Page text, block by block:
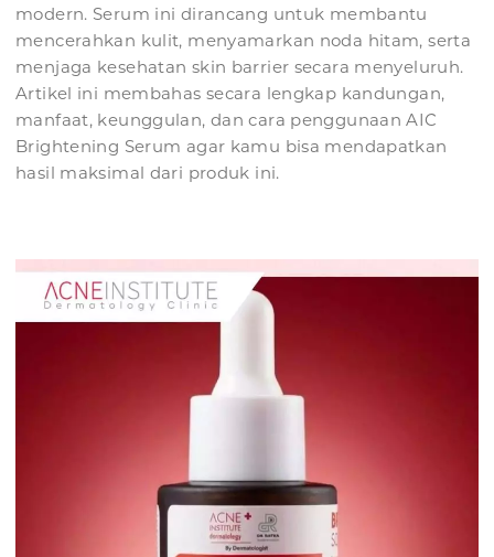
modern. Serum ini dirancang untuk membantu
mencerahkan kulit, menyamarkan noda hitam, serta
menjaga kesehatan skin barrier secara menyeluruh.
Artikel ini membahas secara lengkap kandungan,
manfaat, keunggulan, dan cara penggunaan AIC
Brightening Serum agar kamu bisa mendapatkan
hasil maksimal dari produk ini.